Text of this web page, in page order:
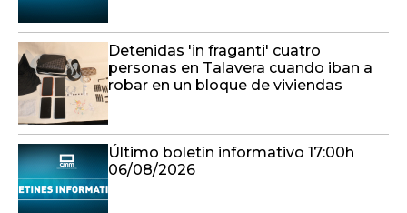
Detenidas 'in fraganti' cuatro
personas en Talavera cuando iban a
robar en un bloque de viviendas
Último boletín informativo 17:00h
06/08/2026